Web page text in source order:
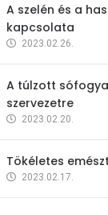
A szelén és a
kapcsolata
2023.02.26.
A túlzott
szervezetre
2023.02.20.
Tökéletes
2023.02.17.